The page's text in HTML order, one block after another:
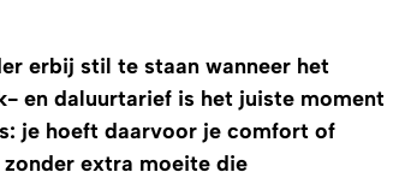
erbij stil te staan wanneer het
en daluurtarief is het juiste moment
je hoeft daarvoor je comfort of
extra moeite die